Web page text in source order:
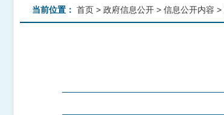
当前位置： 首页 > 政府信息公开 > 信息公开内容 >